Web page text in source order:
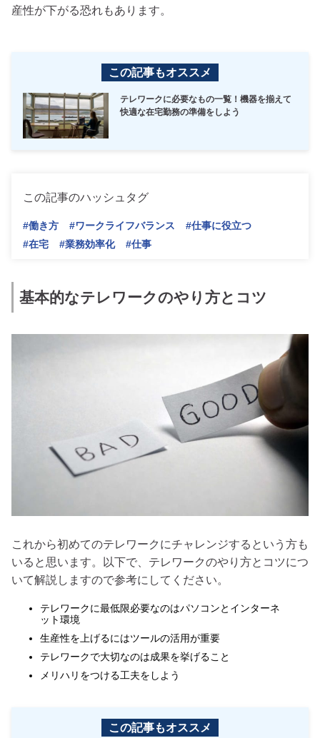
産性が下がる恐れもあります。
この記事もオススメ
テレワークに必要なもの一覧！機器を揃えて
快適な在宅勤務の準備をしよう
この記事のハッシュタグ
#働き方 #ワークライフバランス
#仕事に役立つ
#在宅
#業務効率化 #仕事
基本的なテレワークのやり方とコツ
これから初めてのテレワークにチャレンジするという方も
いると思います。以下で、テレワークのやり方とコツにつ
いて解説しますので参考にしてください。
テレワークに最低限必要なのはパソコンとインターネ
ット環境
生産性を上げるにはツールの活用が重要
テレワークで大切なのは成果を挙げること
メリハリをつける工夫をしよう
この記事もオススメ